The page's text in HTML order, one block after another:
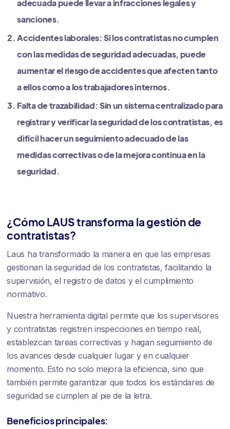
adecuada puede llevar a infracciones legales y
sanciones.
Accidentes laborales: Si los contratistas no cumplen
con las medidas de seguridad adecuadas, puede
aumentar el riesgo de accidentes que afecten tanto
a ellos como a los trabajadores internos.
Falta de trazabilidad: Sin un sistema centralizado para
registrar y verificar la seguridad de los contratistas, es
difícil hacer un seguimiento adecuado de las
medidas correctivas o de la mejora continua en la
seguridad.
¿Cómo LAUS transforma la gestión de
contratistas?
Laus ha transformado la manera en que las empresas
gestionan la seguridad de los contratistas, facilitando la
supervisión, el registro de datos y el cumplimiento
normativo.
Nuestra herramienta digital permite que los supervisores
y contratistas registren inspecciones en tiempo real,
establezcan tareas correctivas y hagan seguimiento de
los avances desde cualquier lugar y en cualquier
momento. Esto no solo mejora la eficiencia, sino que
también permite garantizar que todos los estándares de
seguridad se cumplen al pie de la letra.
Beneficios principales: